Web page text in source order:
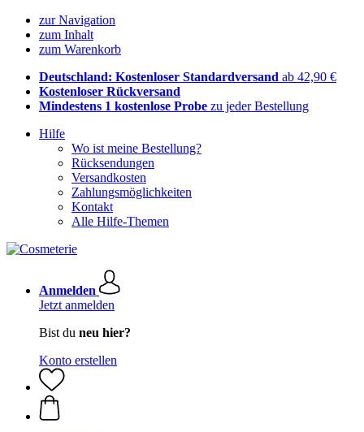
zur Navigation
zum Inhalt
zum Warenkorb
Deutschland: Kostenloser Standardversand ab 42,90 €
Kostenloser Rückversand
Mindestens 1 kostenlose Probe zu jeder Bestellung
Hilfe
Wo ist meine Bestellung?
Rücksendungen
Versandkosten
Zahlungsmöglichkeiten
Kontakt
Alle Hilfe-Themen
Anmelden
Jetzt anmelden
Bist du neu hier?
Konto erstellen